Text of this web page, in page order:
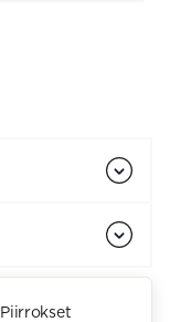
Piirrokset